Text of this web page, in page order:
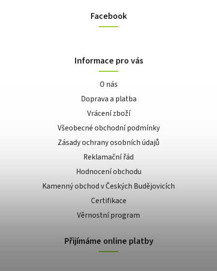
Facebook
Informace pro vás
O nás
Doprava a platba
Vrácení zboží
Všeobecné obchodní podmínky
Zásady ochrany osobních údajů
Reklamační řád
Hodnocení obchodu
Kamenný obchod v Českých Budějovicích
Certifikace
Věrnostní program
Přijímáme online platby